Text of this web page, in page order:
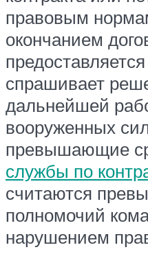
правовым
окончанием
спрашивает
дальнейшей
вооруженных
превышающие
службы по
считаются
полномочий
нарушением